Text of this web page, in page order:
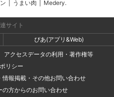
うまい肉 Medery.
サイト
ぴあ(アプリ&Web)
アクセスデータの利用・著作権等
リシー
報掲載・その他お問い合わせ
方からのお問い合わせ